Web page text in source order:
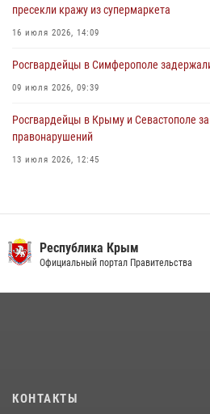
пресекли кражу из супермаркета
16 июля 2026, 14:09
Росгвардейцы в Симферополе
09 июля 2026, 09:39
Росгвардейцы в Крыму и Севастополе
правонарушений
13 июля 2026, 12:45
21 июля 2026, 13:18
Росгвардия в Крыму и Севастополе
правонарушителей
Республика Крым
Официальный портал Правительства
КОНТАКТЫ